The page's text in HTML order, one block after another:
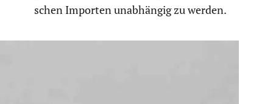
schen Importen unabhängig zu werden.